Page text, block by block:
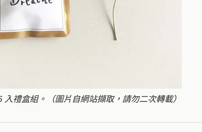
禮盒組。（圖片自網站擷取，請勿二次轉載）